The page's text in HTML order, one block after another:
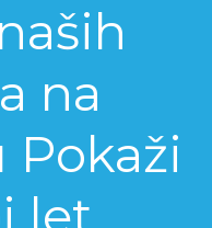
na
Pokaži
let